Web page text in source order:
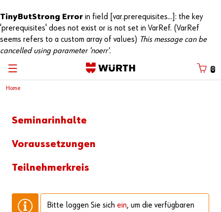
TinyButStrong Error in field [var.prerequisites...]: the key
'prerequisites' does not exist or is not set in VarRef. (VarRef
seems refers to a custom array of values) This message can be
cancelled using parameter 'noerr'.
0
Home
Seminarinhalte
Voraussetzungen
Teilnehmerkreis
Bitte loggen Sie sich ein, um die verfügbaren